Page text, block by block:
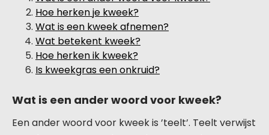
Hoe herken je kweek?
Wat is een kweek afnemen?
Wat betekent kweek?
Hoe herken ik kweek?
Is kweekgras een onkruid?
Wat is een ander woord voor kweek?
Een ander woord voor kweek is ’teelt’. Teelt verwijst